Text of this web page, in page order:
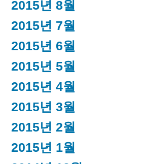
2015년 8월
2015년 7월
2015년 6월
2015년 5월
2015년 4월
2015년 3월
2015년 2월
2015년 1월